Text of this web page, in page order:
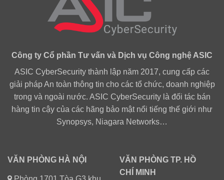
Công ty Cổ phần Tư vấn và Dịch vụ Công nghệ ASIC
ASIC CyberSecurity thành lập năm 2017, cung cấp các
giải pháp An toàn thông tin cho các tổ chức, doanh nghiệp
trong và ngoài nước. ASIC CyberSecurity là đối tác bán
hàng tin cậy của các hãng bảo mật nổi tiếng thế giới như
Synopsys, Niagara Networks…
VĂN PHÒNG HÀ NỘI
VĂN PHÒNG TP. HỒ
CHÍ MINH